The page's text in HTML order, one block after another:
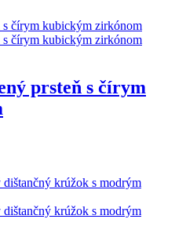
prsteň s čírym